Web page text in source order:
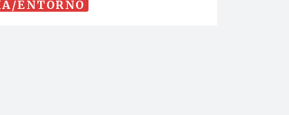
ENTORNO